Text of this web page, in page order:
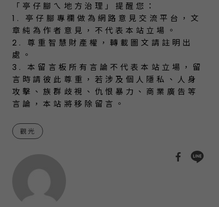
「亭仔腳ㄟ地方治理」提醒您：
1. 亭仔腳專欄做為網路意見交流平台，文
章純為作者意見，不代表本站立場。
2. 尊重智慧財產權，轉載圖文請註明出
處。
3. 本留言板所有言論不代表本站立場，留
言時請彼此尊重，若涉及個人隱私、人身
攻擊、族群歧視、仇恨暴力、商業廣告等
言論，本站將移除留言。
觀光